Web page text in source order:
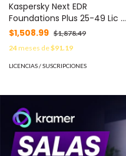
Kaspersky Next EDR
Foundations Plus 25-49 Lic 2
Años C/U KL4065ZAPD8 -
$1,508.99 $1,878.49
24meses de$91.19
LICENCIAS / SUSCRIPCIONES